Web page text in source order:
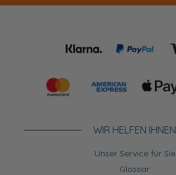
WIR HELFEN IHNEN
Unser Service für Sie
Glossar